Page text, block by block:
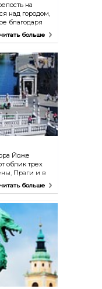
на
над городом,
благодаря
истории
ресторанам.
можно
года).
больше
Йоже
облик трех
Праги и в
города —
собой
проекты:
библиотеки,
Жале и так
больше